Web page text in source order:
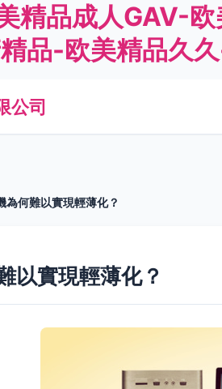
精品成人GAV-
品-欧美精品久
公司
為何難以實現輕薄化？
以實現輕薄化？